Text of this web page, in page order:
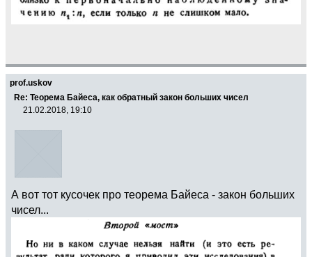
prof.uskov
Re: Теорема Байеса, как обратный закон больших чисел
21.02.2018, 19:10
А вот тот кусочек про теорема Байеса - закон больших
чисел...